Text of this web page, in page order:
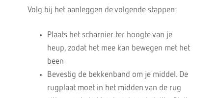
Volg bij het aanleggen de volgende stappen:
Plaats het scharnier ter hoogte van je
heup, zodat het mee kan bewegen met het
been
Bevestig de bekkenband om je middel. De
rugplaat moet in het midden van de rug